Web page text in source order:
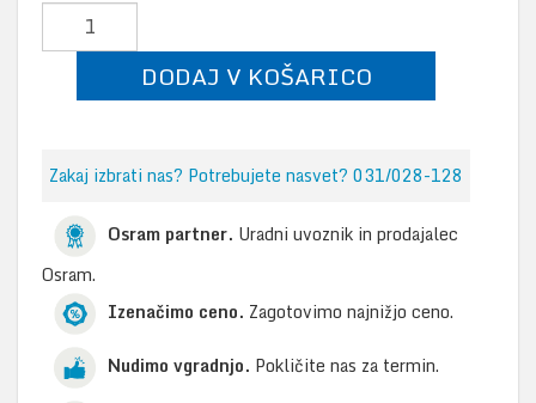
DODAJ V KOŠARICO
Zakaj izbrati nas? Potrebujete nasvet? 031/028-128
Osram partner. Uradni uvoznik in prodajalec
Osram.
Izenačimo ceno. Zagotovimo najnižjo ceno.
Nudimo vgradnjo. Pokličite nas za termin.